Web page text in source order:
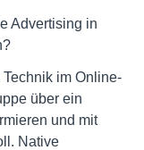
Advertising in
im Online-
über ein
und mit
Native